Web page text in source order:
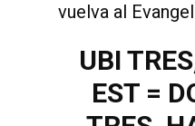
vuelva al
UBI
EST =